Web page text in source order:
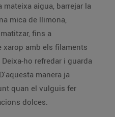
aigua, barrejar la
mica de llimona,
fins a
xarop amb els filaments
ho refredar i guarda
manera ja
quan el vulguis fer
dolces.